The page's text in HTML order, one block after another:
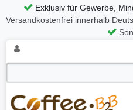
Exklusiv für Gewerbe,
Versandkostenfrei innerhalb